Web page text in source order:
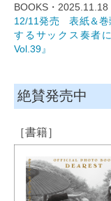
BOOKS・2025.11.18
12/11発売 表紙＆巻
するサックス奏者
Vol.39』
絶賛発売中
［書籍］